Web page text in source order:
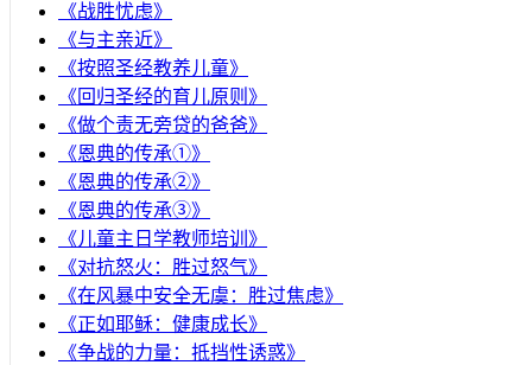
《战胜忧虑》
《与主亲近》
《按照圣经教养儿童》
《回归圣经的育儿原则》
《做个责无旁贷的爸爸》
《恩典的传承①》
《恩典的传承②》
《恩典的传承③》
《儿童主日学教师培训》
《对抗怒火：胜过怒气》
《在风暴中安全无虞：胜过焦虑》
《正如耶稣：健康成长》
《争战的力量：抵挡性诱惑》